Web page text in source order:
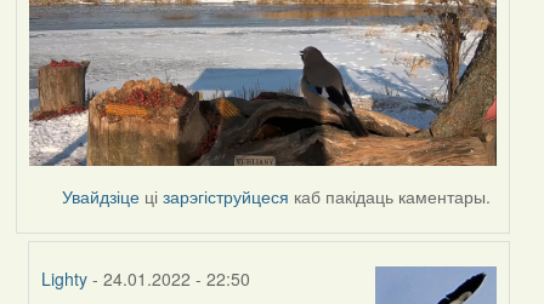
Увайдзіце цізарэгіструйцеся каб пакідаць каментары.
Lighty - 24.01.2022 - 22:50